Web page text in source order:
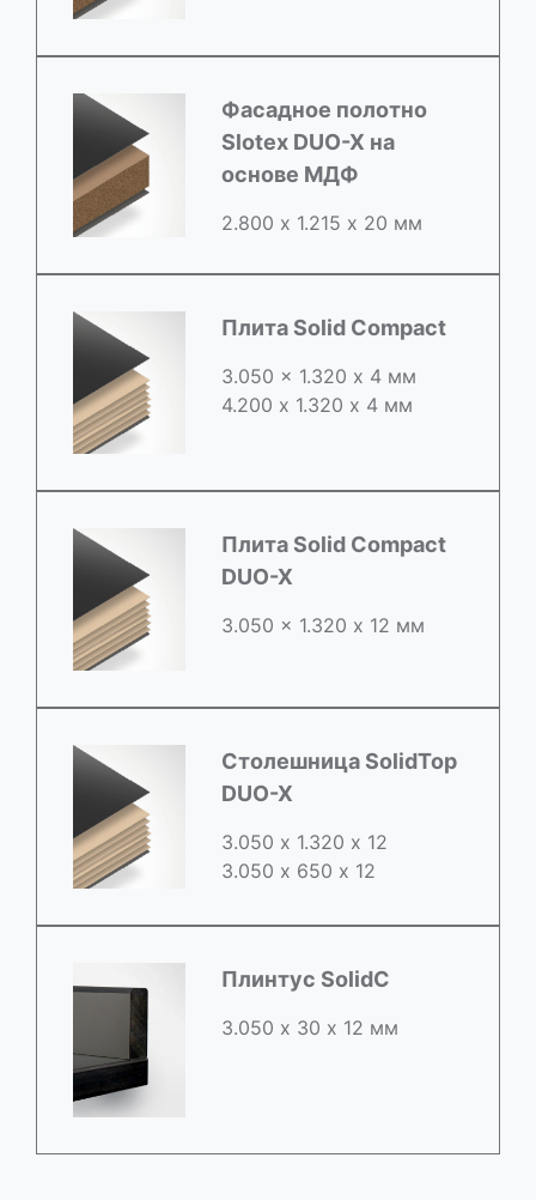
Фасадное полотно
Slotex DUO-X на
основе МДФ
2.800 х 1.215 х 20 мм
Плита Solid Compact
3.050 x 1.320 х 4 мм
4.200 x 1.320 х 4 мм
Плита Solid Compact
DUO-X
3.050 x 1.320 х 12 мм
Столешница SolidTop
DUO-X
3.050 х 1.320 х 12
3.050 x 650 х 12
Плинтус SolidC
3.050 х 30 х 12 мм